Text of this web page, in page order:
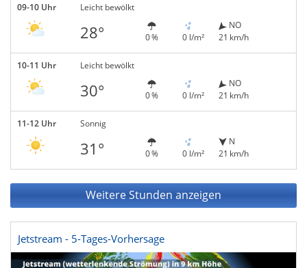
09-10 Uhr Leicht bewölkt
28° 0 % 0 l/m²
NO
21 km/h
10-11 Uhr Leicht bewölkt
30° 0 % 0 l/m²
NO
21 km/h
11-12 Uhr Sonnig
31° 0 % 0 l/m²
N
21 km/h
Weitere Stunden anzeigen
Jetstream - 5-Tages-Vorhersage